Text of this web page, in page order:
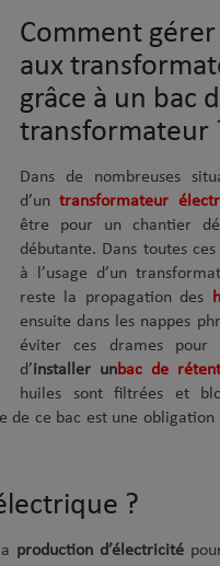
Comment gérer
aux
grâce à un bac
transformateur
Dans de nombreuses
d’untransformateur
être pour un chantier
débutante. Dans toutes
à l’usage d’un
reste la propagation des
ensuite dans les nappes
éviter ces drames pour
d’installer unbac de
huiles sont filtrées et
ce bac est une
?
production d’électricité